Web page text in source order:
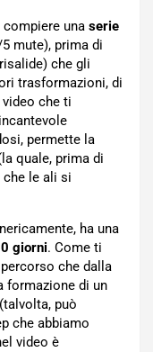
compiere una serie
mute), prima di
che gli
trasformazioni, di
che ti
permette la
quale, prima di
le ali si
ha una
giorni. Come ti
che dalla
formazione di un
può
che abbiamo
video è